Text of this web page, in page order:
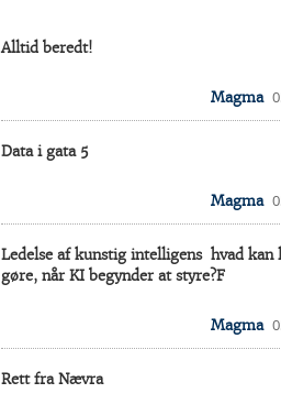
Alltid beredt!
Magma
Data i gata 5
Magma
Ledelse af kunstig intelligens  hvad kan
gøre, når KI begynder at styre?F
Magma
Rett fra Nævra